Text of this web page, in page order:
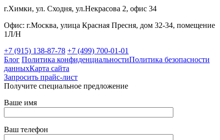
г.Химки, ул. Сходня, ул.Некрасова 2, офис 34
Офис: г.Москва, улица Красная Пресня, дом 32-34, помещение
1Л/Н
+7 (915) 138-87-78 +7 (499) 700-01-01
Блог Политика конфиденциальностиПолитика безопасности
данныхКарта сайта
Запросить прайс-лист
Получите специальное предложение
Ваше имя
Ваш телефон